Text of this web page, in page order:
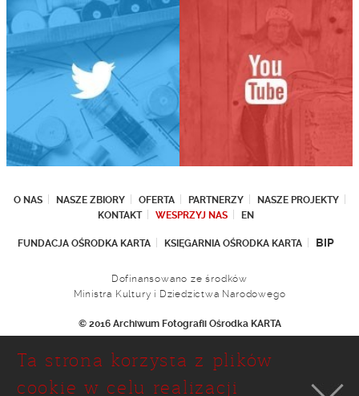
O NAS NASZE ZBIORY OFERTA PARTNERZY
NASZE PROJEKTY
KONTAKT
WESPRZYJ NAS EN
FUNDACJA OŚRODKA KARTA KSIĘGARNIA OŚRODKA KARTA BIP
Dofinansowano ze środków
Ministra Kultury i Dziedzictwa Narodowego
© 2016 Archiwum Fotografii Ośrodka KARTA
Ul. Narbutta 29
02-536 Warszawa
tel.: (+48 22) 646 36 90
Ta strona korzysta z plików
cookie w celu realizacji